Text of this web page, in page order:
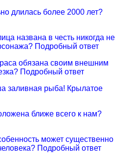
длилась более 2000 лет?
названа в честь никогда не
Подробный ответ
обязана своим внешним
Подробный ответ
заливная рыба! Крылатое
ближе всего к нам?
может существенно
Подробный ответ